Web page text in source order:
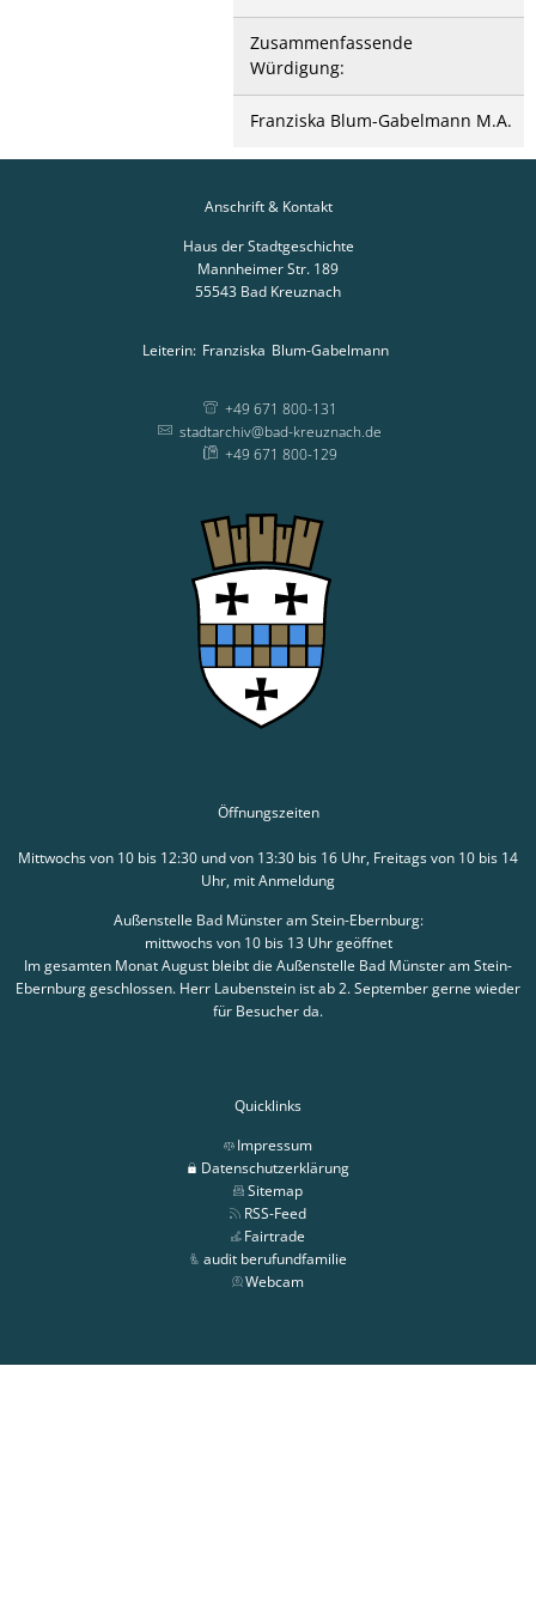
Zusammenfassende
Würdigung:
Franziska Blum-Gabelmann M.A.
Anschrift & Kontakt
Haus der Stadtgeschichte
Mannheimer Str. 189
55543 Bad Kreuznach
Leiterin: Franziska Blum-Gabelmann
+49 671 800-131
stadtarchiv@bad-kreuznach.de
+49 671 800-129
Öffnungszeiten
Mittwochs von 10 bis 12:30 und von 13:30 bis 16 Uhr, Freitags von 10 bis 14
Uhr, mit Anmeldung
Außenstelle Bad Münster am Stein-Ebernburg:
mittwochs von 10 bis 13 Uhr geöffnet
Im gesamten Monat August bleibt die Außenstelle Bad Münster am Stein-
Ebernburg geschlossen. Herr Laubenstein ist ab 2. September gerne wieder
für Besucher da.
Quicklinks
Impressum
Datenschutzerklärung
Sitemap
RSS-Feed
Fairtrade
audit berufundfamilie
Webcam